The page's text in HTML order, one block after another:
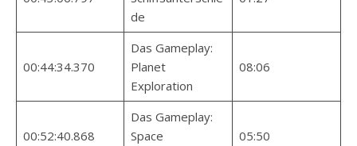
de
00:44:34.370
Das Gameplay:
Planet
Exploration
08:06
00:52:40.868
Das Gameplay:
Space
05:50